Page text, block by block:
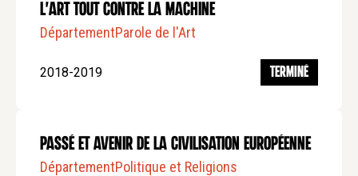
L'art tout contre la machine
DépartementParole de l'Art
2018-2019 TERMINÉ
Passé et avenir de la civilisation Européenne
DépartementPolitique et Religions